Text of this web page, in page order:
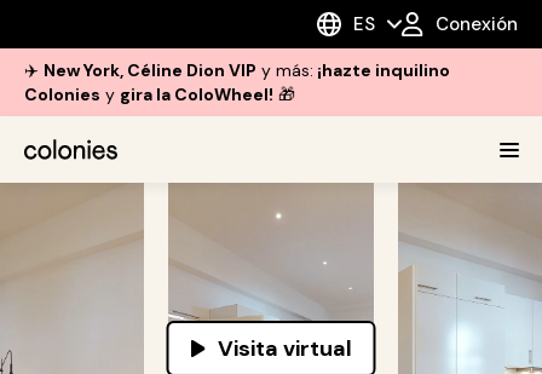
ES Conexión
✈️ New York, Céline Dion VIP y más: ¡hazte inquilino
Colonies y gira la ColoWheel! 🎁
Visita virtual